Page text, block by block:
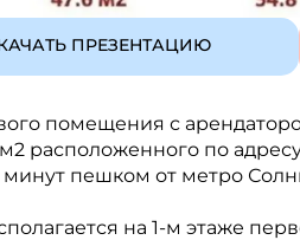
ПРЕЗЕНТАЦИЮ
помещения с
расположенного по
минут пешком от метро
на 1-м этаже